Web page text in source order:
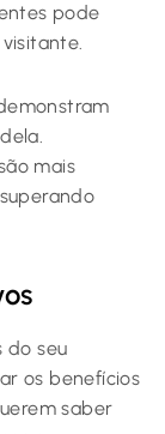
pode
mais
do seu
os benefícios
saber